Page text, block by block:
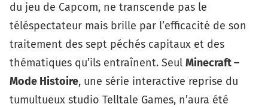
du jeu de Capcom, ne transcende pas le
téléspectateur mais brille par l’efficacité de son
traitement des sept péchés capitaux et des
thématiques qu’ils entraînent. Seul Minecraft –
Mode Histoire, une série interactive reprise du
tumultueux studio Telltale Games, n’aura été